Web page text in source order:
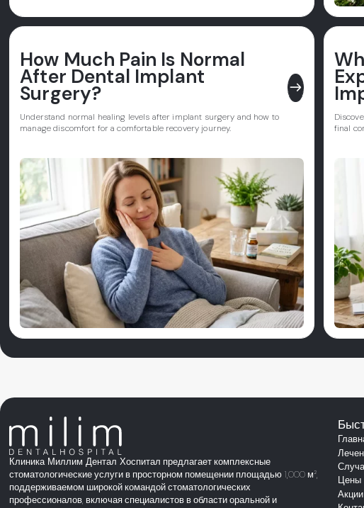
How Much Pain Is Normal
After Dental Implant
Surgery? east
Understand normal healing levels after implant surgery and how to
manage discomfort for a comfortable recovery journey.
final
Клиника Миллим Дентал Хоспитал предлагает комплексные
стоматологические услуги в просторном помещении площадью 1,000 м²,
поддерживаемом широкой командой стоматологических
профессионалов, включая специалистов в области оральной и
Цены
Акции